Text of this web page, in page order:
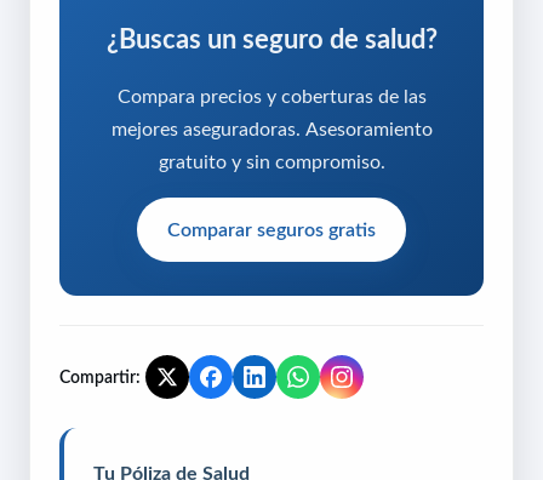
¿Buscas un seguro de salud?
Compara precios y coberturas de las
mejores aseguradoras. Asesoramiento
gratuito y sin compromiso.
Comparar seguros gratis
Compartir:
Tu Póliza de Salud